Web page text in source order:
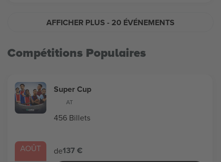
AFFICHER PLUS - 20 ÉVÉNEMENTS
Compétitions Populaires
AOÛT
Super Cup
AT
456 Billets
de137 €